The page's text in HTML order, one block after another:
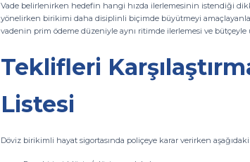
Vade belirlenirken hedefin hangi hızda ilerlemesinin istendiği
yönelirken birikimi daha disiplinli biçimde büyütmeyi
vadenin prim ödeme düzeniyle aynı ritimde ilerlemesi ve bütçeyle
Teklifleri
Listesi
Döviz birikimli hayat sigortasında poliçeye karar verirken